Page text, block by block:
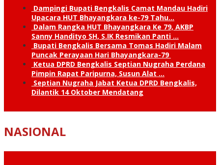
Dampingi Bupati Bengkalis Camat Mandau Hadiri
Upacara HUT Bhayangkara ke-79 Tahu…
Dalam Rangka HUT Bhayangkara Ke 79, AKBP
Sanny Handityo SH, S.IK Resmikan Panti …
Bupati Bengkalis Bersama Tomas Hadiri Malam
Puncak Perayaan Hari Bhayangkara-79
Ketua DPRD Bengkalis Septian Nugraha Perdana
Pimpin Rapat Paripurna, Susun Alat …
Septian Nugraha Jabat Ketua DPRD Bengkalis,
Dilantik 14 Oktober Mendatang
NASIONAL